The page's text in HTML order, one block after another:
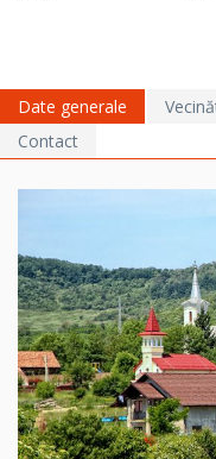
Date generale
Contact